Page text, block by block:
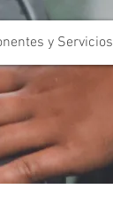
y Servicios